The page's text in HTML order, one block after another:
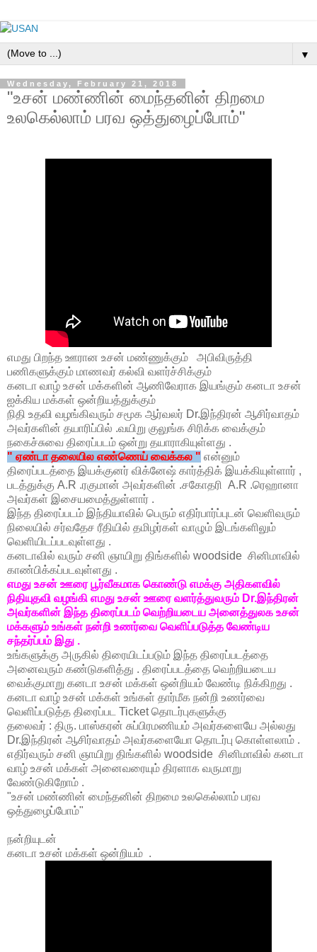
▼
Wednesday, February 21, 2018
"உசன் மண்ணின் மைந்தனின் திறமை
உலகெல்லாம் பரவ ஒத்துழைப்போம்"
எமது பிறந்த ஊரான உசன் மண்ணுக்கும் அபிவிருத்தி
பணிகளுக்கும் மாணவர் கல்வி வளர்ச்சிக்கும்
கனடா வாழ் உசன் மக்களின் ஆணிவேராக இயங்கும் கனடா உசன்
ஐக்கிய மக்கள் ஒன்றியத்துக்கும்
நிதி உதவி வழங்கிவரும் சமூக ஆர்வலர் Dr.இந்திரன் ஆசிர்வாதம்
அவர்களின் தயாரிப்பில் .வயிறு குலுங்க சிரிக்க வைக்கும்
நகைச்சுவை திரைப்படம் ஒன்று தயாராகியுள்ளது .
" ஏண்டா தலையில எண்ணெய் வைக்கல " என்னும்
திரைப்படத்தை இயக்குனர் விக்னேஷ் கார்த்திக் இயக்கியுள்ளார் ,
படத்துக்கு A.R .ரகுமான் அவர்களின் .சகோதரி A.R .ரெஹானா
அவர்கள் இசையமைத்துள்ளார் .
இந்த திரைப்படம் இந்தியாவில் பெரும் எதிர்பார்ப்புடன் வெளிவரும்
நிலையில் சர்வதேச ரீதியில் தமிழர்கள் வாழும் இடங்களிலும்
வெளியிடப்படவுள்ளது .
கனடாவில் வரும் சனி ஞாயிறு திங்களில் woodside சினிமாவில்
காண்பிக்கப்படவுள்ளது .
எமது உசன் ஊரை பூர்வீகமாக கொண்டு எமக்கு அதிகளவில்
நிதியுதவி வழங்கி எமது உசன் ஊரை வளர்த்துவரும் Dr.இந்திரன்
அவர்களின் இந்த திரைப்படம் வெற்றியடைய அனைத்துலக உசன்
மக்களும் உங்கள் நன்றி உணர்வை வெளிப்படுத்த வேண்டிய
சந்தர்ப்பம் இது .
உங்களுக்கு அருகில் திரையிடப்படும் இந்த திரைப்படத்தை
அனைவரும் கண்டுகளித்து . திரைப்படத்தை வெற்றியடைய
வைக்குமாறு கனடா உசன் மக்கள் ஒன்றியம் வேண்டி நிக்கிறது .
கனடா வாழ் உசன் மக்கள் உங்கள் தார்மீக நன்றி உணர்வை
வெளிப்படுத்த திரைப்பட Ticket தொடர்புகளுக்கு
தலைவர் : திரு. பாஸ்கரன் சுப்பிரமணியம் அவர்களையே அல்லது
Dr.இந்திரன் ஆசிர்வாதம் அவர்களையோ தொடர்பு கொள்ளலாம் .
எதிர்வரும் சனி ஞாயிறு திங்களில் woodside சினிமாவில் கனடா
வாழ் உசன் மக்கள் அனைவரையும் திரளாக வருமாறு
வேண்டுகிறோம் .
"உசன் மண்ணின் மைந்தனின் திறமை உலகெல்லாம் பரவ
ஒத்துழைப்போம்"
நன்றியுடன்
கனடா உசன் மக்கள் ஒன்றியம் .